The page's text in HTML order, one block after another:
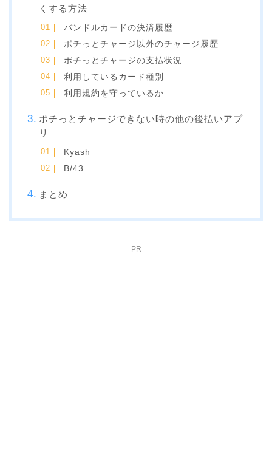
くする方法
バンドルカードの決済履歴
ポチっとチャージ以外のチャージ履歴
ポチっとチャージの支払状況
利用しているカード種別
利用規約を守っているか
ポチっとチャージできない時の他の後払いアプ
リ
Kyash
B/43
まとめ
PR